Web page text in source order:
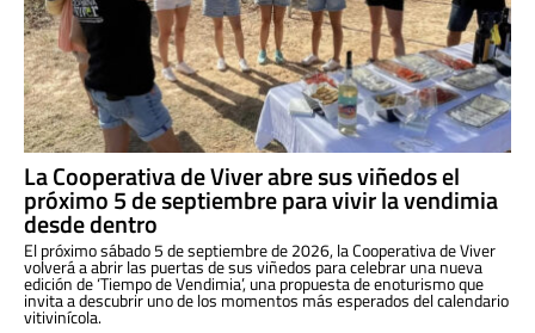
La Cooperativa de Viver abre sus viñedos el
próximo 5 de septiembre para vivir la vendimia
desde dentro
El próximo sábado 5 de septiembre de 2026, la Cooperativa de Viver
volverá a abrir las puertas de sus viñedos para celebrar una nueva
edición de ‘Tiempo de Vendimia’, una propuesta de enoturismo que
invita a descubrir uno de los momentos más esperados del calendario
vitivinícola.